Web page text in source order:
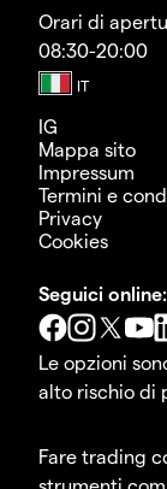
Orari di
08:30-20:00
IG
Mappa sito
Impressum
Termini e
Privacy
Cookies
Seguici online:
Le opzioni
alto rischio di
Fare trading